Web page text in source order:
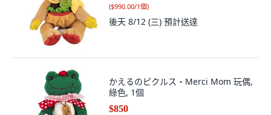
($990.00/1個)
後天 8/12 (三) 預計送達
かえるのピクルス・Merci Mom 玩偶,
綠色, 1個
$850